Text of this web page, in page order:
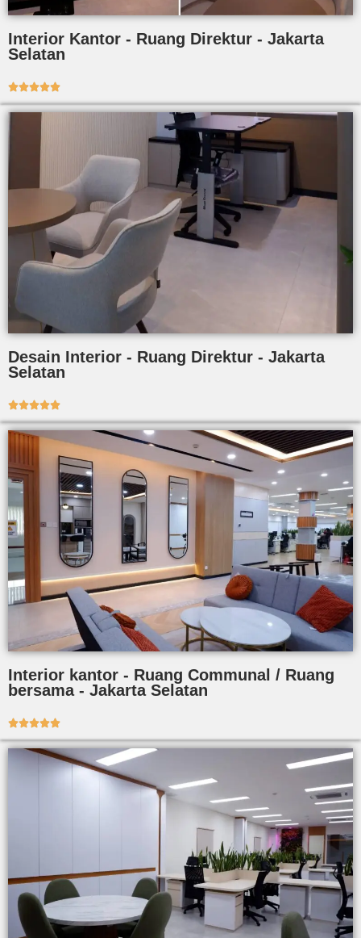
Interior Kantor - Ruang Direktur - Jakarta
Selatan

Desain Interior - Ruang Direktur - Jakarta
Selatan

Interior kantor - Ruang Communal / Ruang
bersama - Jakarta Selatan
